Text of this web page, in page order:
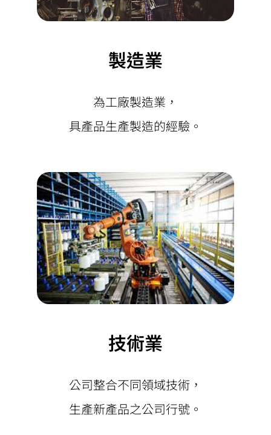
製造業
為工廠製造業，
具產品生產製造的經驗。
技術業
公司整合不同領域技術，
生產新產品之公司行號。